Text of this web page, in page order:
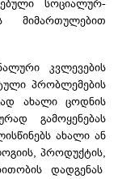
სოციალურ-
მიმართულებით
კვლევების
პრობლემების
ახალი ცოდნის
გამოყენებას
ახალი ან
პროდუქტის,
დადგენას